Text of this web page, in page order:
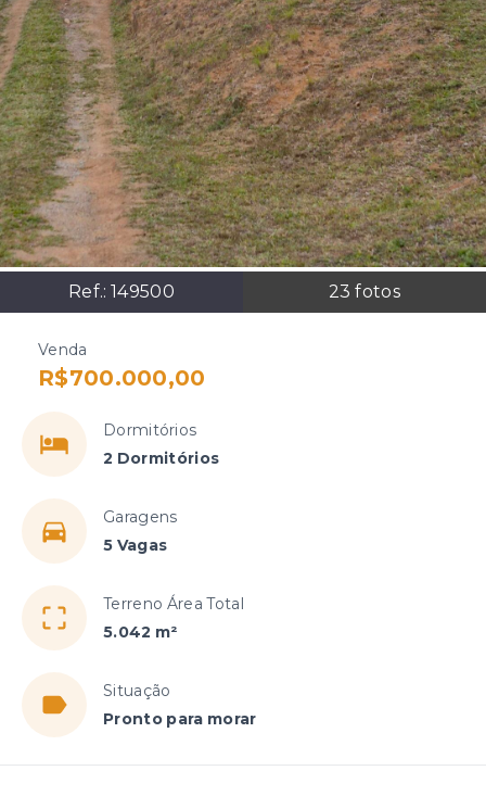
Ref.:149500 23 fotos
Venda
R$700.000,00
Dormitórios
2 Dormitórios
Garagens
5 Vagas
Terreno Área Total
5.042 m²
Situação
Pronto para morar